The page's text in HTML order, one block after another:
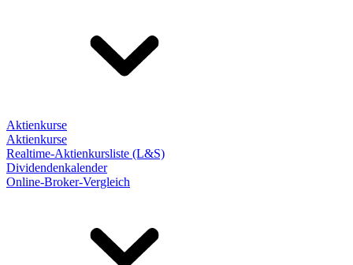
Aktienkurse
Aktienkurse
Realtime-Aktienkursliste (L&S)
Dividendenkalender
Online-Broker-Vergleich